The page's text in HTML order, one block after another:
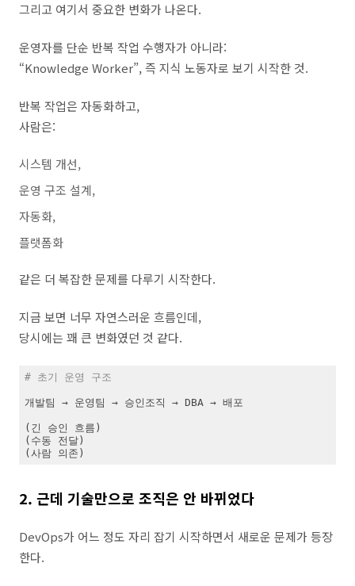
그리고 여기서 중요한 변화가 나온다.
운영자를 단순 반복 작업 수행자가 아니라:
“Knowledge Worker”, 즉 지식 노동자로 보기 시작한 것.
반복 작업은 자동화하고,
사람은:
시스템 개선,
운영 구조 설계,
자동화,
플랫폼화
같은 더 복잡한 문제를 다루기 시작한다.
지금 보면 너무 자연스러운 흐름인데,
당시에는 꽤 큰 변화였던 것 같다.
# 초기 운영 구조
개발팀 → 운영팀 → 승인조직 → DBA → 배포
(긴 승인 흐름)
(수동 전달)
(사람 의존)
2. 근데 기술만으로 조직은 안 바뀌었다
DevOps가 어느 정도 자리 잡기 시작하면서 새로운 문제가 등장
한다.